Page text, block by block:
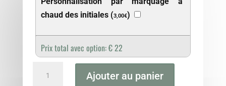
chaud des initiales (3,00€)
Prix total avec option:€ 22
Ajouter au panier